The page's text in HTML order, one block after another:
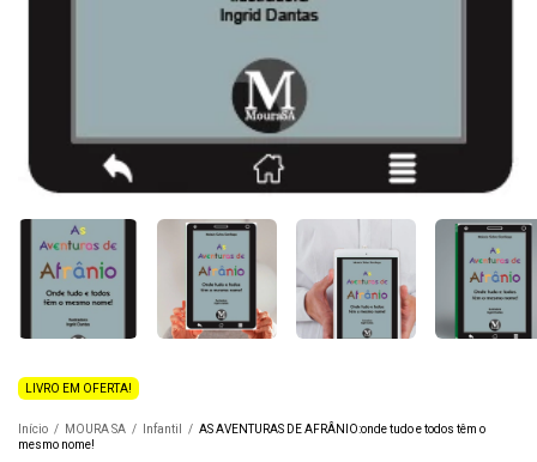
LIVRO EM OFERTA!
Início / MOURA SA / Infantil / AS AVENTURAS DE AFRÂNIO:onde tudo e todos têm o
mesmo nome!